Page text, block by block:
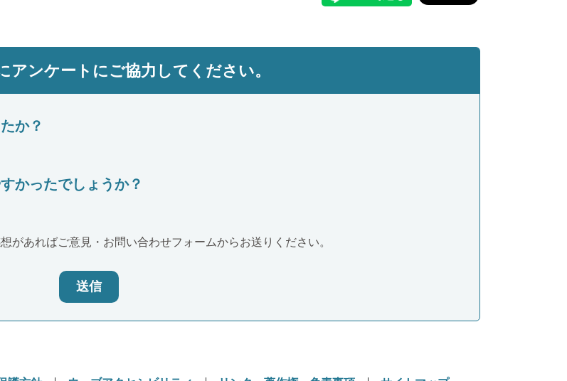
ンケートにご協力してください。
か？
かったでしょうか？
があればご意見・お問い合わせフォームからお送りください。
送信